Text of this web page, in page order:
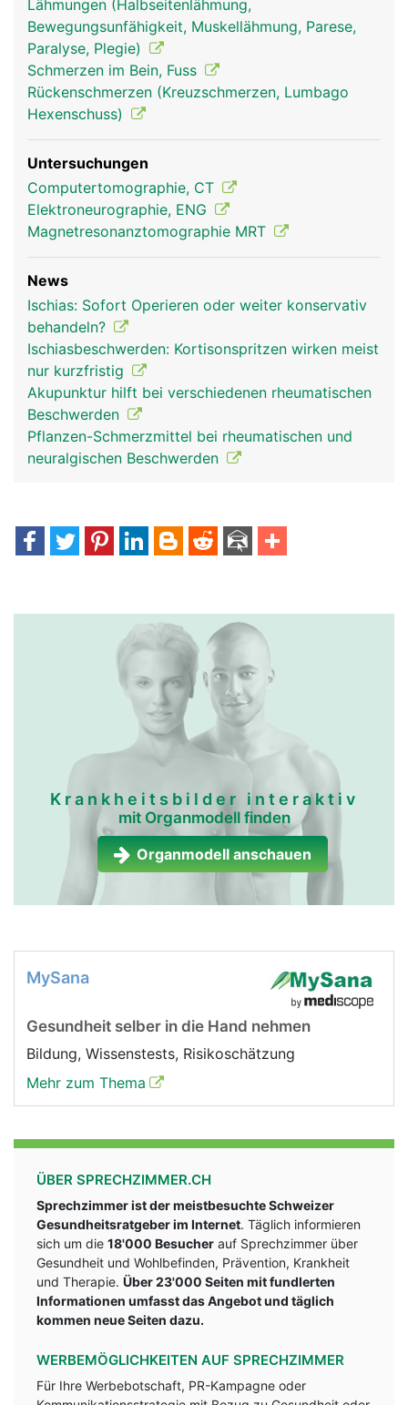
ischiasnerv frau
Lähmungen (Halbseitenlähmung,
Bewegungsunfähigkeit, Muskellähmung, Parese,
Paralyse, Plegie)
Schmerzen im Bein, Fuss
Rückenschmerzen (Kreuzschmerzen, Lumbago
Hexenschuss)
Untersuchungen
Computertomographie, CT
Elektroneurographie, ENG
Magnetresonanztomographie MRT
News
Ischias: Sofort Operieren oder weiter konservativ
behandeln?
Ischiasbeschwerden: Kortisonspritzen wirken meist
nur kurzfristig
Akupunktur hilft bei verschiedenen rheumatischen
Beschwerden
Pflanzen-Schmerzmittel bei rheumatischen und
neuralgischen Beschwerden
Krankheitsbilder interaktiv
mit Organmodell finden
Organmodell anschauen
MySana
Gesundheit selber in die Hand nehmen
Bildung, Wissenstests, Risikoschätzung
Mehr zum Thema
ÜBER SPRECHZIMMER.CH
Sprechzimmer ist der meistbesuchte Schweizer
Gesundheitsratgeber im Internet. Täglich informieren
sich um die 18'000 Besucher auf Sprechzimmer über
Gesundheit und Wohlbefinden, Prävention, Krankheit
und Therapie. Über 23'000 Seiten mit fundlerten
Informationen umfasst das Angebot und täglich
kommen neue Seiten dazu.
WERBEMÖGLICHKEITEN AUF SPRECHZIMMER
Für Ihre Werbebotschaft, PR-Kampagne oder